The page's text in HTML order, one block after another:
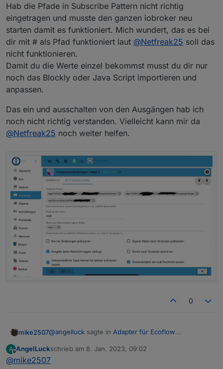
Hab die Pfade in Subscribe Pattern nicht richtig
eingetragen und musste den ganzen iobroker neu
starten damit es funktioniert. Mich wundert, das es bei
dir mit # als Pfad funktioniert laut @Netfreak25 soll das
nicht funktionieren.
Damit du die Werte einzel bekommst musst du dir nur
noch das Blockly oder Java Script importieren und
anpassen.
Das ein und ausschalten von den Ausgängen hab ich
noch nicht richtig verstanden. Vielleicht kann mir da
@Netfreak25 noch weiter helfen.
0
mike2507@angelluck sagte in Adapter für Ecoflow
A
Offline
AngelLuckschrieb am 8. Jan. 2023, 09:02
zuletzt editiert von
@mike2507